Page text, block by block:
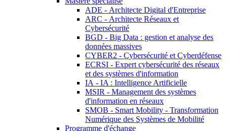
ADE - Architecte Digital d'Entreprise
ARC - Architecte Réseaux et
Cybersécurité
BGD - Big Data : gestion et analyse des
données massives
CYBER2 - Cybersécurité et Cyberdéfense
ECRSI - Expert cybersécurité des réseaux
et des systèmes d'information
IA - IA : Intelligence Artificielle
MSIR - Management des systèmes
d'information en réseaux
SMOB - Smart Mobility - Transformation
Numérique des Systèmes de Mobilité
Programme d'échange